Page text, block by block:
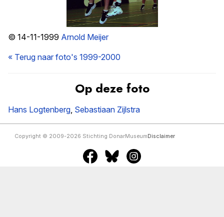
© 14-11-1999 Arnold Meijer
« Terug naar foto's 1999-2000
Op deze foto
Hans Logtenberg, Sebastiaan Zijlstra
Copyright © 2009-2026 Stichting DonarMuseum Disclaimer